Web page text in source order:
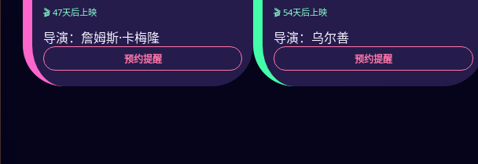
🎬 47天后上映
导演：詹姆斯·卡梅隆
预约提醒
🎬 54天后上映
导演：乌尔善
预约提醒